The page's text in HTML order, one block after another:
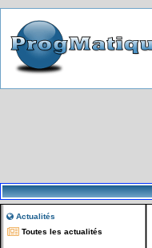
Actualités
Toutes les actualités